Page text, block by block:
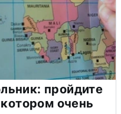
пройдите
очень